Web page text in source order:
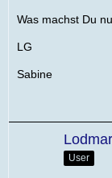
Was machst Du
LG
Sabine
Lodmar
User